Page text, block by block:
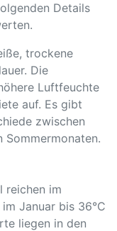
Details
trockene
Die
Luftfeuchte
auf. Es gibt
zwischen
Sommermonaten.
reichen im
Januar bis 36°C
liegen in den